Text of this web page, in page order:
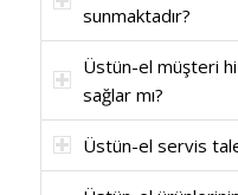
sunmaktadır?
Üstün-el müşteri
sağlar mı?
Üstün-el servis